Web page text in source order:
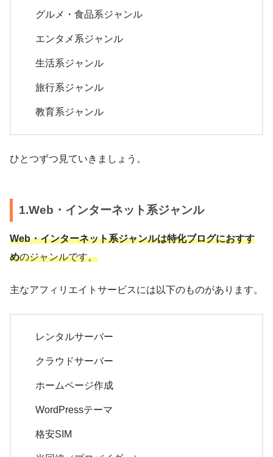
グルメ・食品系ジャンル
エンタメ系ジャンル
生活系ジャンル
旅行系ジャンル
教育系ジャンル
ひとつずつ見ていきましょう。
1.Web・インターネット系ジャンル
Web・インターネット系ジャンルは特化ブログにおすす
めのジャンルです。
主なアフィリエイトサービスには以下のものがあります。
レンタルサーバー
クラウドサーバー
ホームページ作成
WordPressテーマ
格安SIM